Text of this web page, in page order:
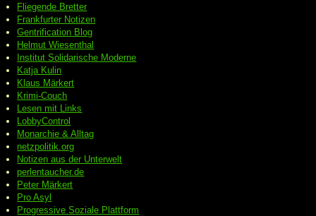
Fliegende Bretter
Frankfurter Notizen
Gentrification Blog
Helmut Wiesenthal
Institut Solidarische Moderne
Katja Kulin
Klaus Märkert
Krimi-Couch
Lesen mit Links
LobbyControl
Monarchie & Alltag
netzpolitik.org
Notizen aus der Unterwelt
perlentaucher.de
Peter Märkert
Pro Asyl
ProgressiveSoziale Plattform